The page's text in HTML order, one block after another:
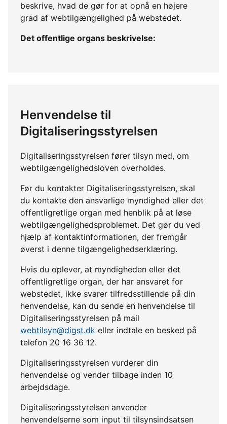
beskrive, hvad de gør for at opnå en højere
grad af webtilgængelighed på webstedet.
Det offentlige organs beskrivelse:
Henvendelse til
Digitaliseringsstyrelsen
Digitaliseringsstyrelsen fører tilsyn med, om
webtilgængelighedsloven overholdes.
Før du kontakter Digitaliseringsstyrelsen, skal
du kontakte den ansvarlige myndighed eller det
offentligretlige organ med henblik på at løse
webtilgængelighedsproblemet. Det gør du ved
hjælp af kontaktinformationen, der fremgår
øverst i denne tilgængelighedserklæring.
Hvis du oplever, at myndigheden eller det
offentligretlige organ, der har ansvaret for
webstedet, ikke svarer tilfredsstillende på din
henvendelse, kan du sende en henvendelse til
Digitaliseringsstyrelsen på mail
webtilsyn@digst.dk eller indtale en besked på
telefon 20 16 36 12.
Digitaliseringsstyrelsen vurderer din
henvendelse og vender tilbage inden 10
arbejdsdage.
Digitaliseringsstyrelsen anvender
henvendelserne som input til tilsynsindsatsen